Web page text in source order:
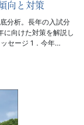
向と対策
分析。長年の入試分
に向けた対策を解説し
セージ 1．今年…